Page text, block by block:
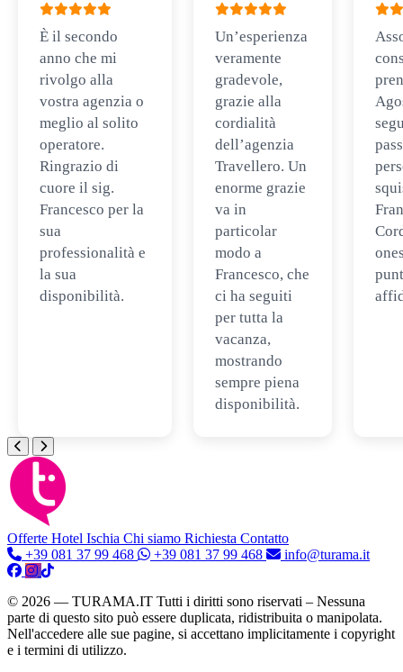
È il secondo
anno che mi
rivolgo alla
vostra agenzia o
meglio al solito
operatore.
Ringrazio di
cuore il sig.
Francesco per la
sua
professionalità e
la sua
disponibilità.
Un’esperienza
veramente
gradevole,
grazie alla
cordialità
dell’agenzia
Travellero. Un
enorme grazie
va in
particolar
modo a
Francesco, che
ci ha seguiti
per tutta la
vacanza,
mostrando
sempre piena
disponibilità.
Offerte Hotel Ischia Chi siamo Richiesta Contatto
+39 081 37 99 468
+39 081 37 99 468 info@turama.it
© 2026 — TURAMA.IT Tutti i diritti sono riservati – Nessuna
parte di questo sito può essere duplicata, ridistribuita o manipolata.
Nell'accedere alle sue pagine, si accettano implicitamente i copyright
e i termini di utilizzo.